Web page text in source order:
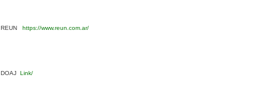
REUN https://www.reun.com.ar/
DOAJ Link/